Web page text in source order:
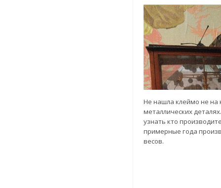
Не нашла клеймо не на
металлических
узнать кто
примерные года
весов.